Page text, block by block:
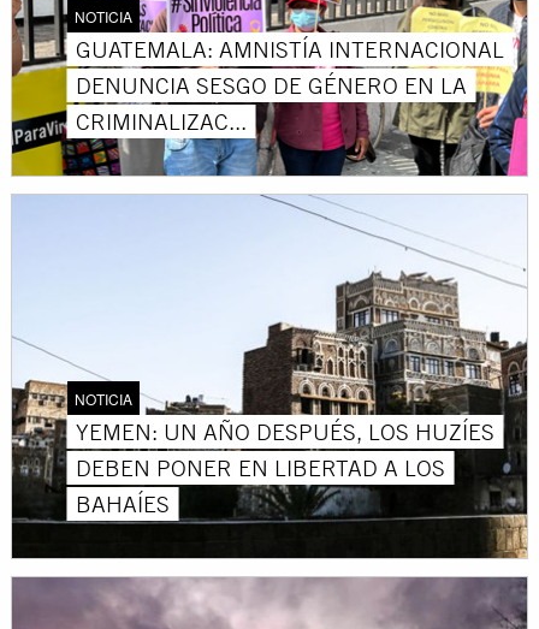
NOTICIA
GUATEMALA: AMNISTÍA INTERNACIONAL
DENUNCIA SESGO DE GÉNERO EN LA
CRIMINALIZAC...
NOTICIA
YEMEN: UN AÑO DESPUÉS, LOS HUZÍES
DEBEN PONER EN LIBERTAD A LOS
BAHAÍES